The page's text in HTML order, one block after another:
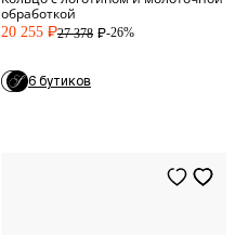
обработкой
20 255 P27 378 P-26%
6 бутиков